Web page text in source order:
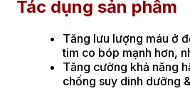
Tác dụng sản phẩm
Tăng lưu lượng máu ở
tim co bóp mạnh hơn,
Tăng cường khả năng
chống suy dinh dưỡng